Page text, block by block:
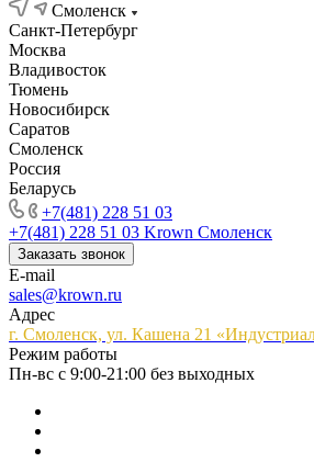
Смоленск
Санкт-Петербург
Москва
Владивосток
Тюмень
Новосибирск
Саратов
Смоленск
Россия
Беларусь
+7(481) 228 51 03
+7(481) 228 51 03 Krown Смоленск
Заказать звонок
E-mail
sales@krown.ru
Адрес
г. Смоленск, ул. Кашена 21
Режим работы
Пн-вс с 9:00-21:00 без выходных